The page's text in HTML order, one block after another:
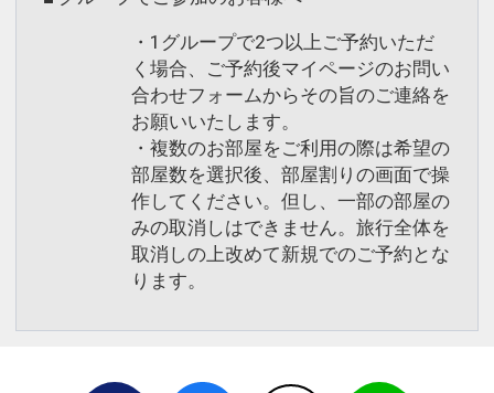
・1グループで2つ以上ご予約いただ
く場合、ご予約後マイページのお問い
合わせフォームからその旨のご連絡を
お願いいたします。
・複数のお部屋をご利用の際は希望の
部屋数を選択後、部屋割りの画面で操
作してください。但し、一部の部屋の
みの取消しはできません。旅行全体を
取消しの上改めて新規でのご予約とな
ります。